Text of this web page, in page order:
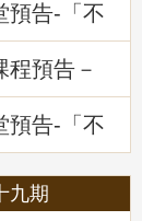
預告-「不
相關問
程預告－
多數決
解析
預告-「不
望及政
九期